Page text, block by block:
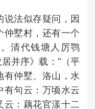
说法似存疑问，因
仲墅村，还有一个
清代钱塘人厉鹗
并序》载：“（平
有仲墅、洛山，水
有句云：万顷水云
云：藕花官漾十二